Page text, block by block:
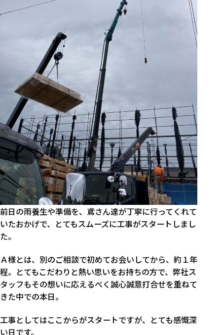
前日の雨養生や準備を、鳶さん達が丁寧に行ってくれて
いたおかげで、とてもスムーズに工事がスタートしまし
た。
Ａ様とは、別のご相談で初めてお会いしてから、約１年
程。とてもこだわりと熱い思いをお持ちの方で、弊社ス
タッフもその想いに応えるべく誠心誠意打合せを重ねて
きた中での本日。
工事としてはここからがスタートですが、とても感慨深
い日です。